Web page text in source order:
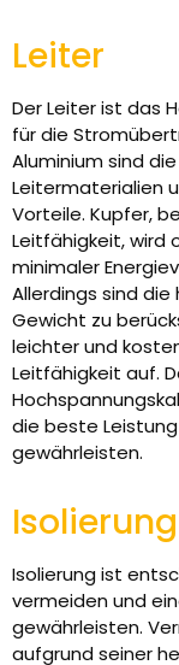
Leiter
Der Leiter ist das
für die
Aluminium sind
Leitermaterialien
Vorteile. Kupfer,
Leitfähigkeit, wird
minimaler
Allerdings sind
Gewicht zu
leichter und
Leitfähigkeit auf.
die beste
gewährleisten.
Isolierung
Isolierung ist
vermeiden und
gewährleisten.
aufgrund seiner